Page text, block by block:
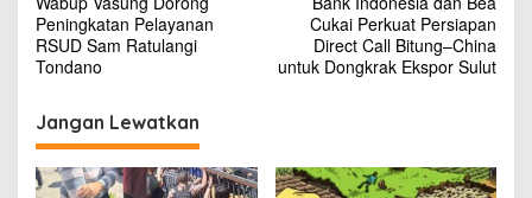
a
v
i
g
a
s
Peningkatan Pelayanan
RSUD Sam Ratulangi
Tondano
Cukai Perkuat Persiapan
Direct Call Bitung–China
untuk Dongkrak Ekspor Sulut
Jangan Lewatkan